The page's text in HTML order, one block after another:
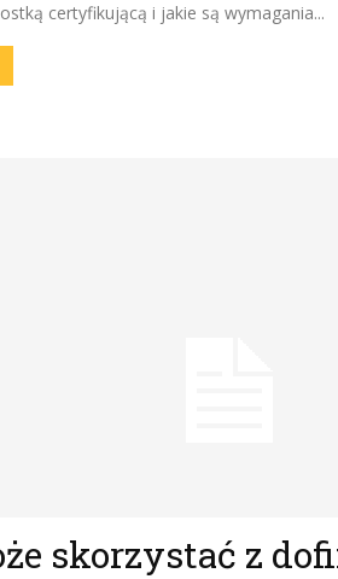
certyfikującą i jakie są wymagania...
skorzystać z